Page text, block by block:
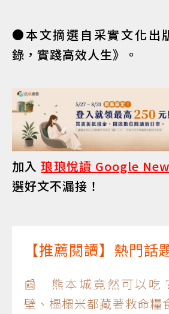
●本文摘選自采實文化出
錄，實踐高效人生》。
加入琅琅悅讀 Google
選好文不漏接！
【推薦閱讀】熱門話
📰 熊本城竟然可以吃
壁、榻榻米都藏著救命糧